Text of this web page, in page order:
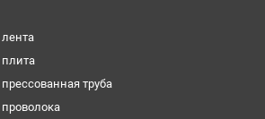
труба